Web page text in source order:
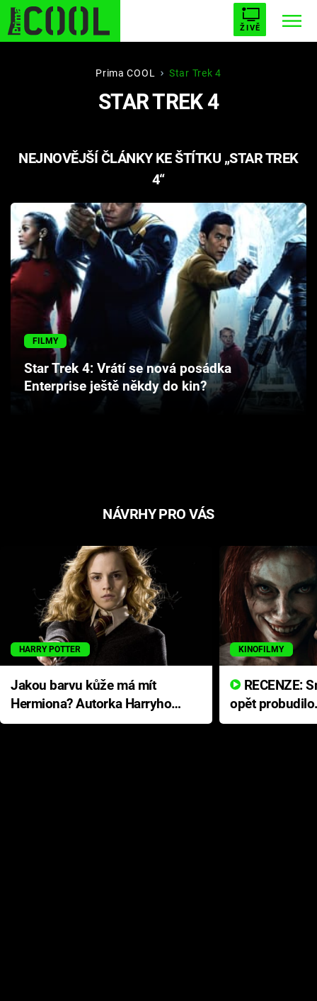
ŽIVĚ
STARHOUSE BUFFY, PŘEMOŽITELKA UPÍRŮ
PLNEJ KOTEL AVENGERS 5
Filmy
Seriály
Hry
Cool Esport
Pořady
Prima COOL Star Trek 4
STAR TREK 4
NEJNOVĚJŠÍ ČLÁNKY KE ŠTÍTKU „STAR TREK
4“
FILMY
Star Trek 4: Vrátí se nová posádka
Enterprise ještě někdy do kin?
NÁVRHY PRO VÁS
HARRY POTTER
Jakou barvu kůže má mít
Hermiona? Autorka Harryho
Pottera přišla s ráznou
KINOFILMY
opět
přichází s